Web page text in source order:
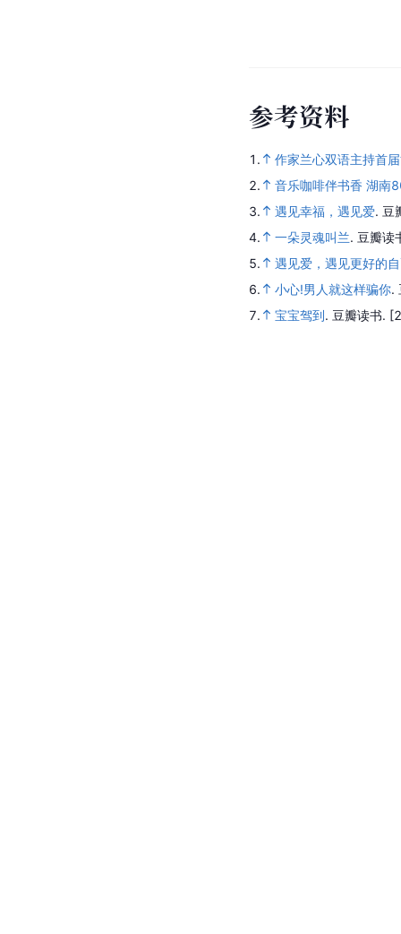
参考资料
1.
作家兰心双语主持首
2.
音乐咖啡伴书香 湖南
3.
遇见幸福，遇见爱. 豆
4.
一朵灵魂叫兰. 豆瓣读
5.
遇见爱，遇见更好的
6.
小心!男人就这样骗你.
7.
宝宝驾到. 豆瓣读书.